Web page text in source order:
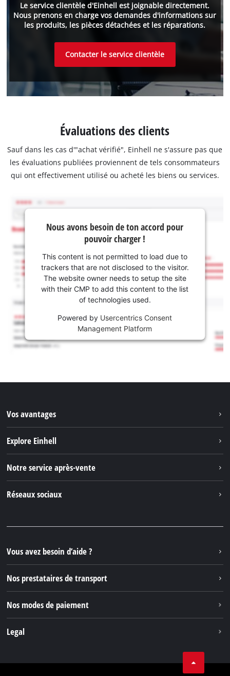
Le service clientèle d'Einhell est joignable directement.
Nous prenons en charge vos demandes d'informations sur
les produits, les pièces détachées et les réparations.
Contacter le service clientèle
Évaluations des clients
Sauf dans les cas d'"achat vérifié", Einhell ne s'assure pas que
les évaluations publiées proviennent de tels consommateurs
qui ont effectivement utilisé ou acheté les biens ou services.
Nous avons besoin de ton accord pour
pouvoir charger !
This content is not permitted to load due to
trackers that are not disclosed to the visitor.
The website owner needs to setup the site
with their CMP to add this content to the list
of technologies used.
Powered by Usercentrics Consent
Management Platform
Vos avantages
Explore Einhell
Einhell Germany AG
Notre service après-vente
Réseaux sociaux
Instagram
TikTok
Pinterest
Vous avez besoin d’aide ?
Nos prestataires de transport
Nos modes de paiement
Legal